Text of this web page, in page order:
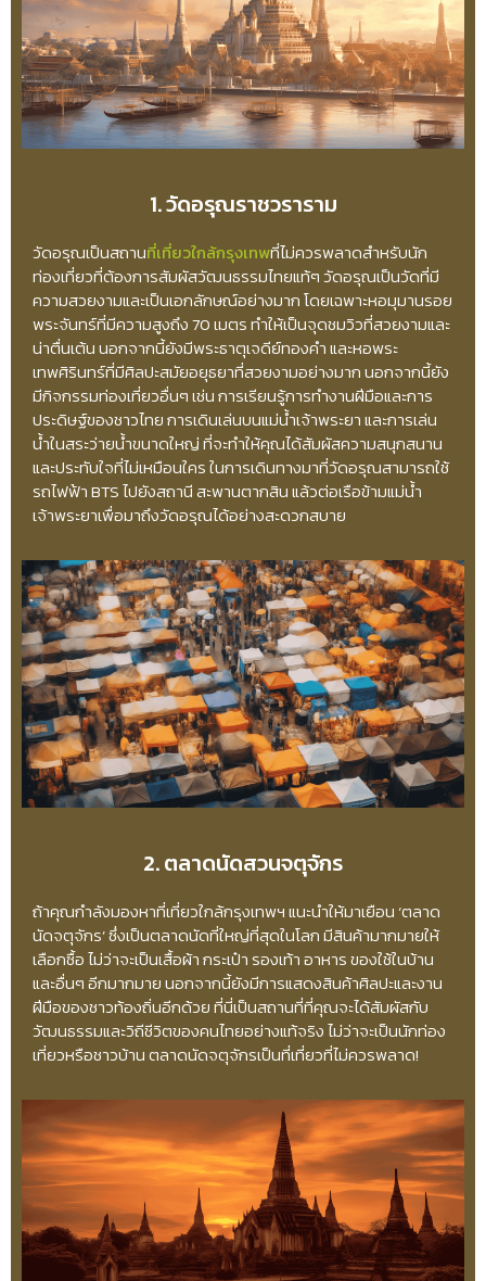
1. วัดอรุณราชวราราม
วัดอรุณเป็นสถานที่เที่ยวใกล้กรุงเทพที่ไม่ควรพลาดสำหรับนัก
ท่องเที่ยวที่ต้องการสัมผัสวัฒนธรรมไทยแท้ๆ วัดอรุณเป็นวัดที่มี
ความสวยงามและเป็นเอกลักษณ์อย่างมาก โดยเฉพาะหอมุมานรอย
พระจันทร์ที่มีความสูงถึง 70 เมตร ทำให้เป็นจุดชมวิวที่สวยงามและ
น่าตื่นเต้น นอกจากนี้ยังมีพระธาตุเจดีย์ทองคำ และหอพระ
เทพศิรินทร์ที่มีศิลปะสมัยอยุธยาที่สวยงามอย่างมาก นอกจากนี้ยัง
มีกิจกรรมท่องเที่ยวอื่นๆ เช่น การเรียนรู้การทำงานฝีมือและการ
ประดิษฐ์ของชาวไทย การเดินเล่นบนแม่น้ำเจ้าพระยา และการเล่น
น้ำในสระว่ายน้ำขนาดใหญ่ ที่จะทำให้คุณได้สัมผัสความสนุกสนาน
และประทับใจที่ไม่เหมือนใคร ในการเดินทางมาที่วัดอรุณสามารถใช้
รถไฟฟ้า BTS ไปยังสถานี สะพานตากสิน แล้วต่อเรือข้ามแม่น้ำ
เจ้าพระยาเพื่อมาถึงวัดอรุณได้อย่างสะดวกสบาย
2. ตลาดนัดสวนจตุจักร
ถ้าคุณกำลังมองหาที่เที่ยวใกล้กรุงเทพฯ แนะนำให้มาเยือน ‘ตลาด
นัดจตุจักร’ ซึ่งเป็นตลาดนัดที่ใหญ่ที่สุดในโลก มีสินค้ามากมายให้
เลือกซื้อ ไม่ว่าจะเป็นเสื้อผ้า กระเป๋า รองเท้า อาหาร ของใช้ในบ้าน
และอื่นๆ อีกมากมาย นอกจากนี้ยังมีการแสดงสินค้าศิลปะและงาน
ฝีมือของชาวท้องถิ่นอีกด้วย ที่นี่เป็นสถานที่ที่คุณจะได้สัมผัสกับ
วัฒนธรรมและวิถีชีวิตของคนไทยอย่างแท้จริง ไม่ว่าจะเป็นนักท่อง
เที่ยวหรือชาวบ้าน ตลาดนัดจตุจักรเป็นที่เที่ยวที่ไม่ควรพลาด!